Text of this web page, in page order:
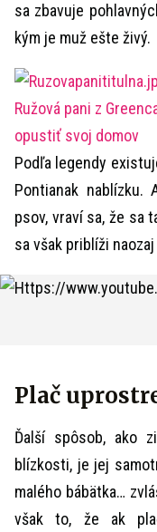
sa zbavuje
kým je muž ešte živý.
Ružová pani z
opustiť svoj domov
Podľa legendy
Pontianak nablízku.
psov, vraví sa, že sa
sa však priblíži
Plač
Ďalší spôsob, ako
blízkosti, je jej
malého bábätka…
však to, že ak